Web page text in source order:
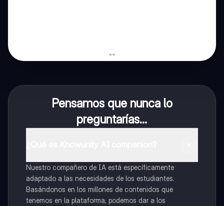
Pensamos que nunca lo
preguntarías...
Nuestro compañero de IA está específicamente
adaptado a las necesidades de los estudiantes.
Basándonos en los millones de contenidos que
tenemos en la plataforma, podemos dar a los